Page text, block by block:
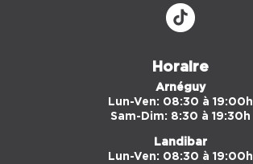
Horaire
Arnéguy
Lun-Ven: 08:30 à 19:00h
Sam-Dim: 8:30 à 19:30h
Landibar
Lun-Ven: 08:30 à 19:00h